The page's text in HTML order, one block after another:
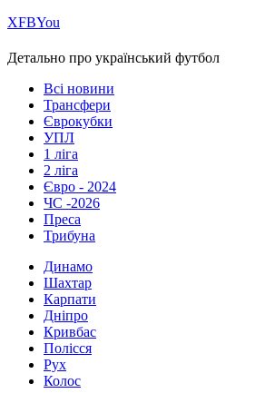
ХFBYou
Детально про український футбол
Всі новини
Трансфери
Єврокубки
УПЛ
1 ліга
2 ліга
Євро - 2024
ЧС -2026
Преса
Трибуна
Динамо
Шахтар
Карпати
Дніпро
Кривбас
Полісся
Рух
Колос